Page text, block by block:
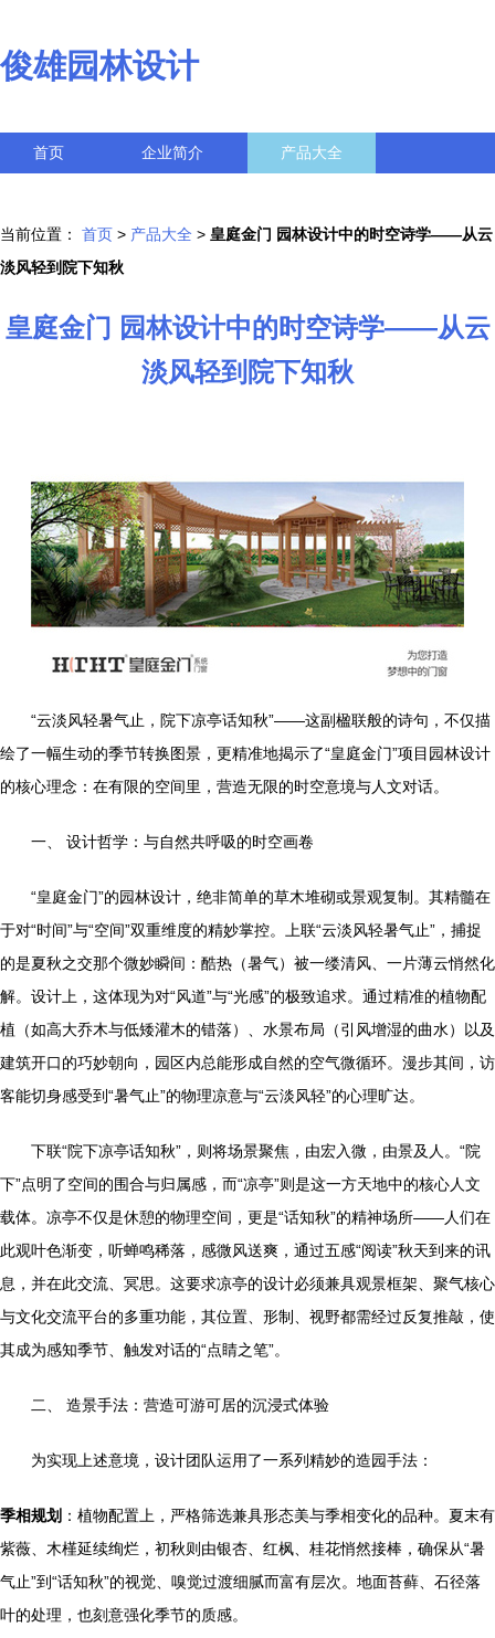
俊雄园林设计
首页 企业简介 产品大全
当前位置： 首页 > 产品大全 > 皇庭金门 园林设计中的时空诗学——从云
淡风轻到院下知秋
皇庭金门 园林设计中的时空诗学——从云
淡风轻到院下知秋
“云淡风轻暑气止，院下凉亭话知秋”——这副楹联般的诗句，不仅描
绘了一幅生动的季节转换图景，更精准地揭示了“皇庭金门”项目园林设计
的核心理念：在有限的空间里，营造无限的时空意境与人文对话。
一、 设计哲学：与自然共呼吸的时空画卷
“皇庭金门”的园林设计，绝非简单的草木堆砌或景观复制。其精髓在
于对“时间”与“空间”双重维度的精妙掌控。上联“云淡风轻暑气止”，捕捉
的是夏秋之交那个微妙瞬间：酷热（暑气）被一缕清风、一片薄云悄然化
解。设计上，这体现为对“风道”与“光感”的极致追求。通过精准的植物配
植（如高大乔木与低矮灌木的错落）、水景布局（引风增湿的曲水）以及
建筑开口的巧妙朝向，园区内总能形成自然的空气微循环。漫步其间，访
客能切身感受到“暑气止”的物理凉意与“云淡风轻”的心理旷达。
下联“院下凉亭话知秋”，则将场景聚焦，由宏入微，由景及人。“院
下”点明了空间的围合与归属感，而“凉亭”则是这一方天地中的核心人文
载体。凉亭不仅是休憩的物理空间，更是“话知秋”的精神场所——人们在
此观叶色渐变，听蝉鸣稀落，感微风送爽，通过五感“阅读”秋天到来的讯
息，并在此交流、冥思。这要求凉亭的设计必须兼具观景框架、聚气核心
与文化交流平台的多重功能，其位置、形制、视野都需经过反复推敲，使
其成为感知季节、触发对话的“点睛之笔”。
二、 造景手法：营造可游可居的沉浸式体验
为实现上述意境，设计团队运用了一系列精妙的造园手法：
季相规划 ：植物配置上，严格筛选兼具形态美与季相变化的品种。夏末有
紫薇、木槿延续绚烂，初秋则由银杏、红枫、桂花悄然接棒，确保从“暑
气止”到“话知秋”的视觉、嗅觉过渡细腻而富有层次。地面苔藓、石径落
叶的处理，也刻意强化季节的质感。